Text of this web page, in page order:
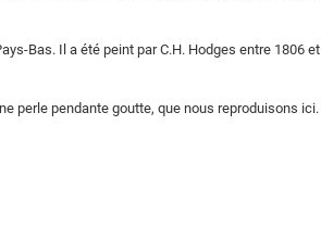
Bas. Il a été peint par C.H. Hodges entre 1806 et
perle pendante goutte, que nous reproduisons ici.